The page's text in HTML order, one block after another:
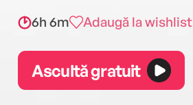
6h 6m Adaugă la wishlist
Ascultă gratuit